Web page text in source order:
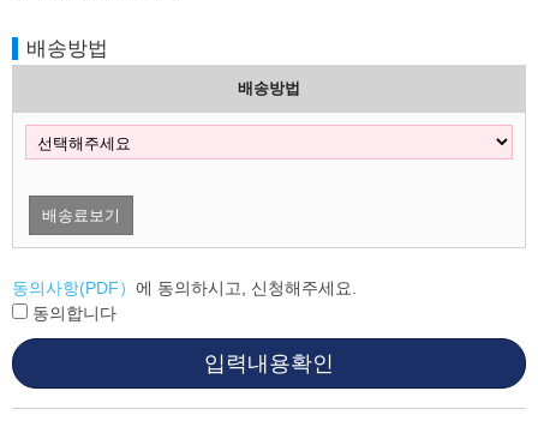
배송방법
배송방법
배송료보기
동의사항(PDF） 에 동의하시고, 신청해주세요.
동의합니다
입력내용확인